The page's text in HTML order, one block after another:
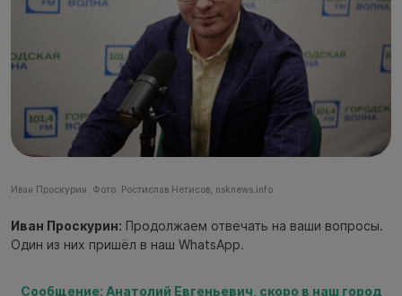
Иван Проскурин. Фото: Ростислав Нетисов, nsknews.info
Иван Проскурин: Продолжаем отвечать на ваши вопросы.
Один из них пришёл в наш WhatsApp.
Сообщение: Анатолий Евгеньевич, скоро в наш город